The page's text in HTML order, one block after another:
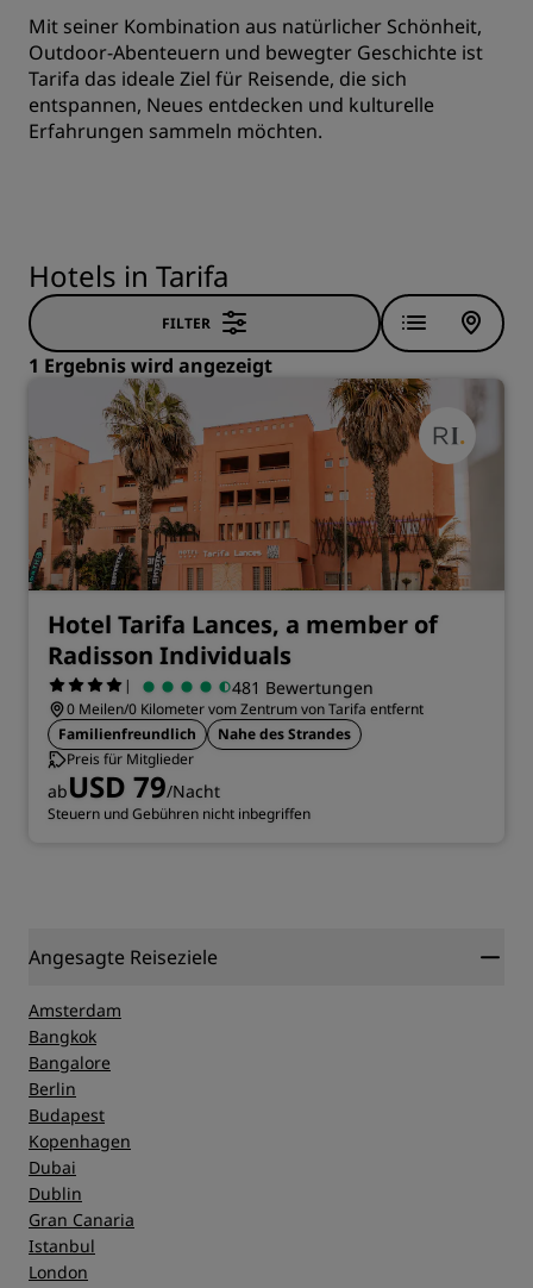
Mit seiner Kombination aus natürlicher Schönheit,
Outdoor-Abenteuern und bewegter Geschichte ist
Tarifa das ideale Ziel für Reisende, die sich
entspannen, Neues entdecken und kulturelle
Erfahrungen sammeln möchten.
Hotels in Tarifa
FILTER
1 Ergebnis wird angezeigt
Hotel Tarifa Lances, a member of
Radisson Individuals
| 481 Bewertungen
0 Meilen/0 Kilometer vom Zentrum von Tarifa entfernt
Familienfreundlich
Nahe des Strandes
Preis für Mitglieder
abUSD 79/Nacht
Steuern und Gebühren nicht inbegriffen
Angesagte Reiseziele
Amsterdam
Bangkok
Bangalore
Berlin
Budapest
Kopenhagen
Dubai
Dublin
Gran Canaria
Istanbul
London